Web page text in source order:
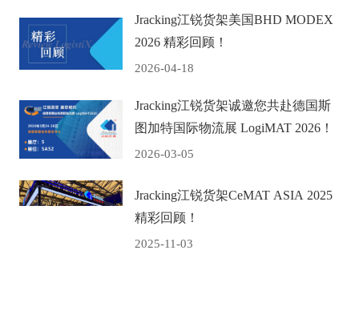
Jracking江锐货架美国BHD ‌MODEX
2026 精彩回顾！
2026-04-18
Jracking江锐货架诚邀您共赴德国斯
图加特国际物流展 LogiMAT 2026！
2026-03-05
Jracking江锐货架CeMAT ASIA 2025
精彩回顾！
2025-11-03